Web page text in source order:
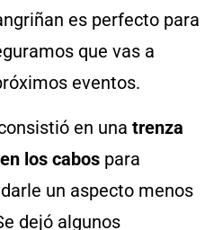
es perfecto para
que vas a
eventos.
en una trenza
los cabos para
un aspecto menos
dejó algunos